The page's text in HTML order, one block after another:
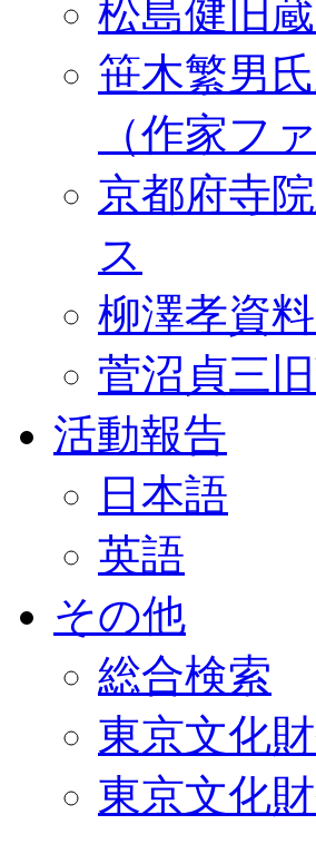
松島健旧
笹木繁男
（作家フ
京都府寺
ス
柳澤孝資
菅沼貞三
活動報告
日本語
英語
その他
総合検索
東京文化
東京文化